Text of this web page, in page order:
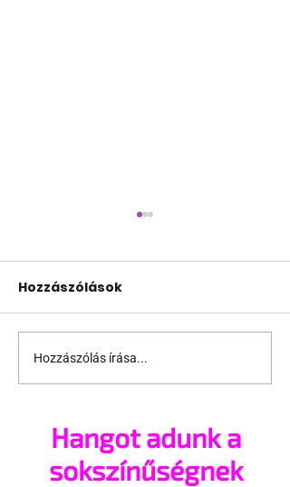
Jonathan Bailey új
szerepben tér vissza
Hozzászólások
Hozzászólás írása...
Hangot adunk a
sokszínűségnek